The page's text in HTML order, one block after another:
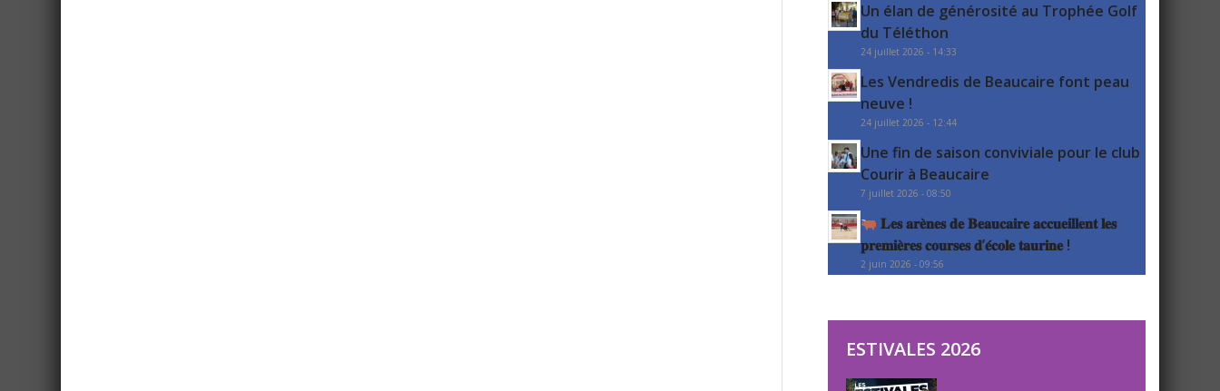
Un élan de générosité au Trophée Golf
du Téléthon
24 juillet 2026 - 14:33
Les Vendredis de Beaucaire font peau
neuve !
24 juillet 2026 - 12:44
Une fin de saison conviviale pour le club
Courir à Beaucaire
7 juillet 2026 - 08:50
𝐋𝐞𝐬 𝐚𝐫𝐞̀𝐧𝐞𝐬 𝐝𝐞 𝐁𝐞𝐚𝐮𝐜𝐚𝐢𝐫𝐞 𝐚𝐜𝐜𝐮𝐞𝐢𝐥𝐥𝐞𝐧𝐭 𝐥𝐞𝐬
𝐩𝐫𝐞𝐦𝐢𝐞̀𝐫𝐞𝐬 𝐜𝐨𝐮𝐫𝐬𝐞𝐬 𝐝’𝐞́𝐜𝐨𝐥𝐞 𝐭𝐚𝐮𝐫𝐢𝐧𝐞 !
2 juin 2026 - 09:56
ESTIVALES 2026